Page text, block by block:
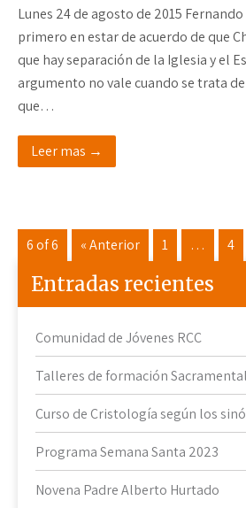
Lunes 24 de agosto de 2015
primero en estar de acuerdo de que
que hay separación de la Iglesia y el
argumento no vale cuando se trata
que…
Leer mas →
6 of 6 « Anterior 1 … 4
Entradas recientes
Comunidad de Jóvenes RCC
Talleres de formación Sacramental
Curso de Cristología según los
Programa Semana Santa 2023
Novena Padre Alberto Hurtado